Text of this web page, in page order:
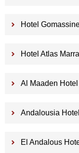
Hotel
Hotel Atlas
Al Maaden
Andalousia
El Andalous